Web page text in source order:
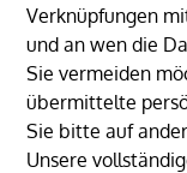
Verknüpfungen
und an wen die
Sie vermeiden
übermittelte
Sie bitte auf
Unsere